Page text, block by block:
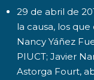
29 de abril de
la causa, los
Nancy Yáñez
PIUCT; Javier
Astorga Fourt,